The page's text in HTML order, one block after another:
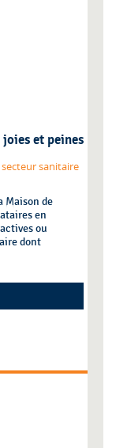
et peines
sanitaire
Maison de
en
ou
dont